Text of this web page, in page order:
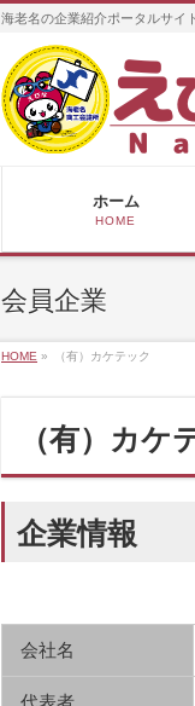
海老名の企業紹介ポータルサイト
ホーム
HOME
会員企業
HOME » （有）カケテック
（有）カケ
企業情報
会社名
代表者